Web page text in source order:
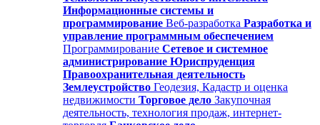
Информационные системы и
программирование Веб-разработка Разработка и
управление программным обеспечением
Программирование Сетевое и системное
администрирование Юриспруденция
Правоохранительная деятельность
Землеустройство Геодезия, Кадастр и оценка
недвижимости Торговое дело Закупочная
деятельность, технология продаж, интернет-